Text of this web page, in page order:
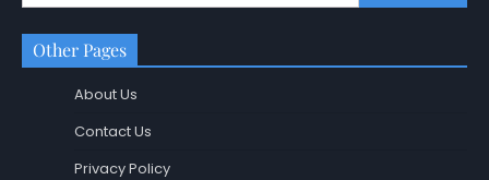
Other Pages
About Us
Contact Us
Privacy Policy